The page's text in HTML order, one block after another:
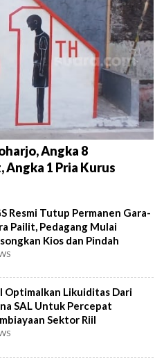
Angka 8
Angka 1 Pria Kurus
Resmi Tutup Permanen Gara-
Pailit, Pedagang Mulai
Kios dan Pindah
Optimalkan Likuiditas Dari
SAL Untuk Percepat
Sektor Riil